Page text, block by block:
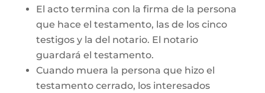
El acto termina con la firma de la persona
que hace el testamento, las de los cinco
testigos y la del notario. El notario
guardará el testamento.
Cuando muera la persona que hizo el
testamento cerrado, los interesados